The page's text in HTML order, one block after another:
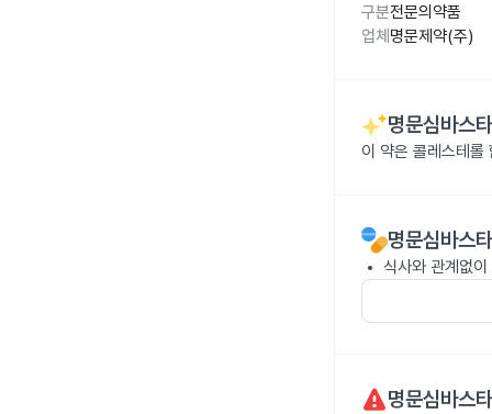
구분전문의약품
업체 명문제약(주)
명문심바스
이 약은 콜레스테롤
명문심바스
식사와 관계없
명문심바스